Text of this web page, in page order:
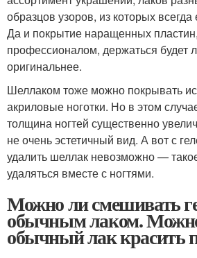
образцов узоров, из которых всегда
Да и покрытие наращенных
профессионалом, держаться будет
оригинальнее.
Шеллаком тоже можно покрывать
акриловые ноготки. Но в этом
толщина ногтей существенно
не очень эстетичный вид. А вот с
удалить шеллак невозможно —
удаляться вместе с ногтями.
Можно ли смешивать
обычным лаком.
обычный лак красить